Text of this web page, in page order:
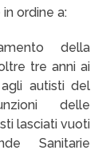
ordine a:
della
tre anni ai
agli autisti del
delle
lasciati vuoti
Sanitarie